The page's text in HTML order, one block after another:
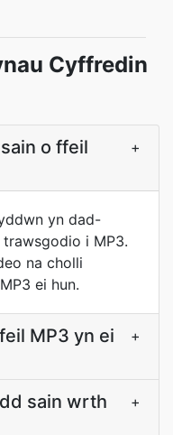
Cyffredin
o ffeil
+
yn dad-
i MP3.
na cholli
ei hun.
MP3 yn ei
+
sain wrth
+